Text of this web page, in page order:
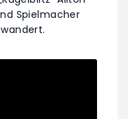
Spielmacher